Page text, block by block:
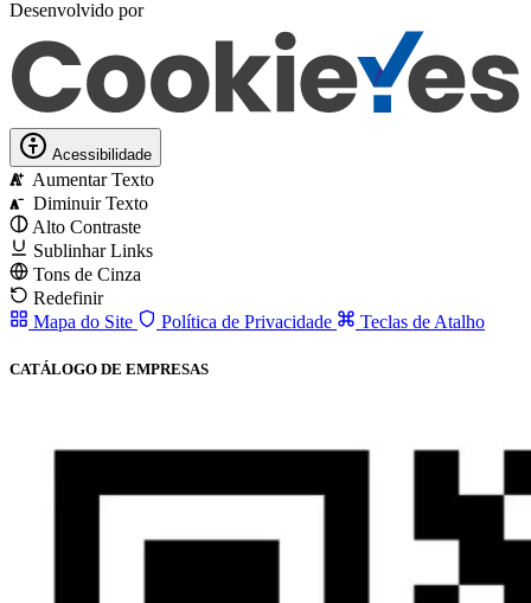
Desenvolvido por
Acessibilidade
A Aumentar Texto
A
Diminuir Texto
Alto Contraste
Sublinhar Links
Tons de Cinza
Redefinir
Mapa do Site
Política de Privacidade Teclas de Atalho
CATÁLOGO DE EMPRESAS